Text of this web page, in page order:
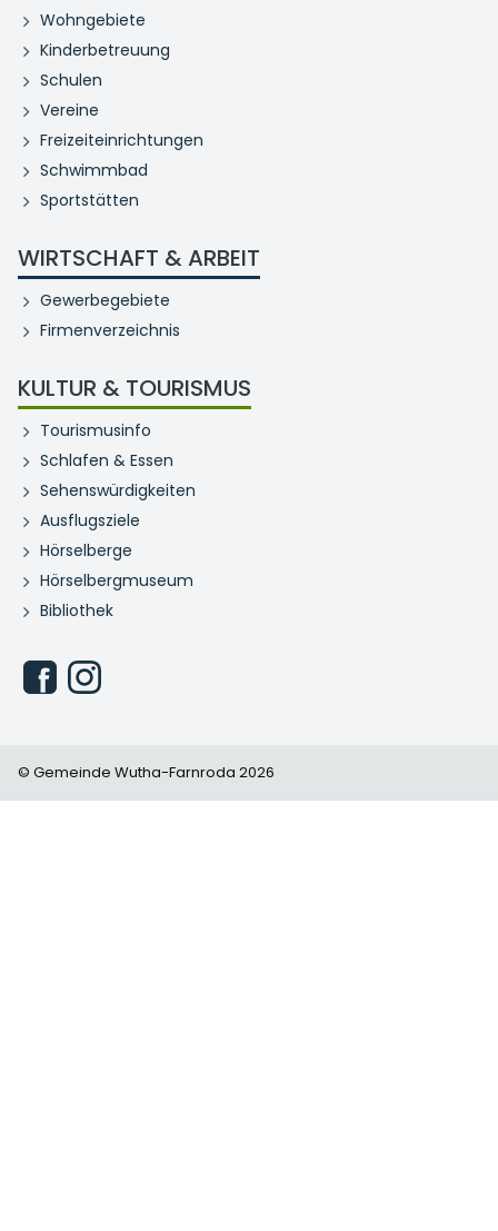
Wohngebiete
Kinderbetreuung
Schulen
Vereine
Freizeiteinrichtungen
Schwimmbad
Sportstätten
WIRTSCHAFT & ARBEIT
Gewerbegebiete
Firmenverzeichnis
KULTUR & TOURISMUS
Tourismusinfo
Schlafen & Essen
Sehenswürdigkeiten
Ausflugsziele
Hörselberge
Hörselbergmuseum
Bibliothek
© Gemeinde Wutha-Farnroda 2026